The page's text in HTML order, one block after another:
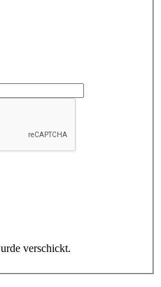
verschickt.